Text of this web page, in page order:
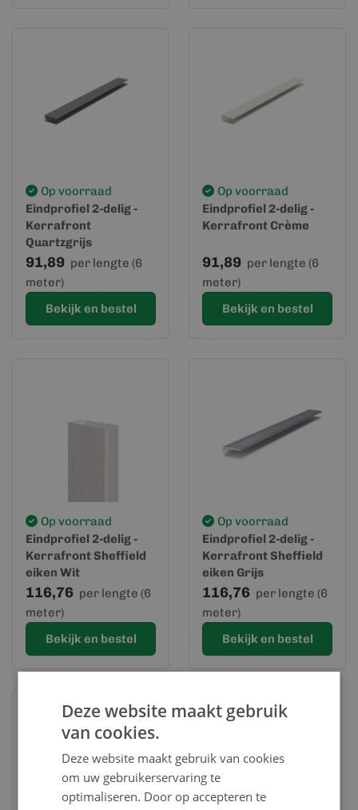
Op voorraad
Eindprofiel 2-delig -
Kerrafront
Quartzgrijs
91,89 per lengte (6
meter)
Bekijk en bestel
Op voorraad
Eindprofiel 2-delig -
Kerrafront Crème
91,89 per lengte (6
meter)
Bekijk en bestel
Op voorraad
Eindprofiel 2-delig -
Kerrafront Sheffield
eiken Wit
116,76 per lengte (6
meter)
Bekijk en bestel
Op voorraad
Eindprofiel 2-delig -
Kerrafront Sheffield
eiken Grijs
116,76 per lengte (6
meter)
Bekijk en bestel
Deze website maakt gebruik
van cookies.
Deze website maakt gebruik van cookies
om uw gebruikerservaring te
optimaliseren. Door op accepteren te